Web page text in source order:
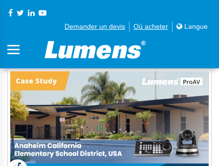
Demander un devis Où acheter Langue